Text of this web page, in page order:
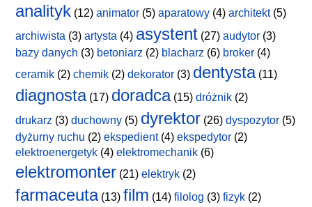
analityk (12) animator (5) aparatowy (4) architekt(5)
archiwista (3) artysta (4) asystent (27) audytor (3)
bazy danych (3) betoniarz (2) blacharz (6) broker (4)
ceramik (2) chemik (2) dekorator (3) dentysta(11)
diagnosta(17) doradca(15) dróżnik (2)
drukarz (3) duchowny (5) dyrektor (26) dyspozytor (5)
dyżurny ruchu (2) ekspedient(4) ekspedytor (2)
elektroenergetyk (4) elektromechanik (6)
elektromonter (21) elektryk (2)
farmaceuta(13) film (14) filolog (3) fizyk (2)